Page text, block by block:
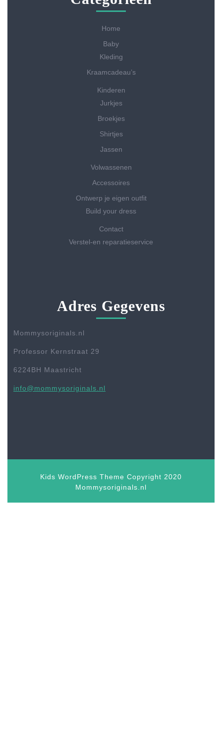
Home
Baby
Kleding
Kraamcadeau’s
Kinderen
Jurkjes
Broekjes
Shirtjes
Jassen
Volwassenen
Accessoires
Ontwerp je eigen outfit
Build your dress
Contact
Verstel-en reparatieservice
Adres Gegevens
Mommysoriginals.nl
Professor Kernstraat 29
6224BH Maastricht
info@mommysoriginals.nl
Kids WordPress Theme Copyright 2020
Mommysoriginals.nl